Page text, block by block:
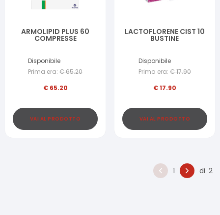
ARMOLIPID PLUS 60
COMPRESSE
Disponibile
Prima era: €65.20
€ 65.20
VAI AL PRODOTTO
LACTOFLORENE CIST 10
BUSTINE
Disponibile
Prima era: €17.90
€17.90
VAI AL PRODOTTO
1 di 2